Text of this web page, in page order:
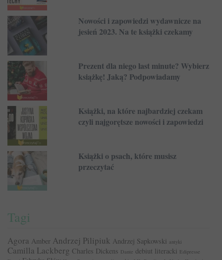
Nowości i zapowiedzi wydawnicze na
jesień 2023. Na te książki czekamy
Prezent dla niego last minute? Wybierz
książkę! Jaką? Podpowiadamy
Książki, na które najbardziej czekam
czyli najgorętsze nowości i zapowiedzi
Książki o psach, które musisz
przeczytać
Tagi
Agora Amber Andrzej Pilipiuk Andrzej Sapkowski antyki
Camilla Lackberg Charles Dickens Dante debiut literacki Edipresse